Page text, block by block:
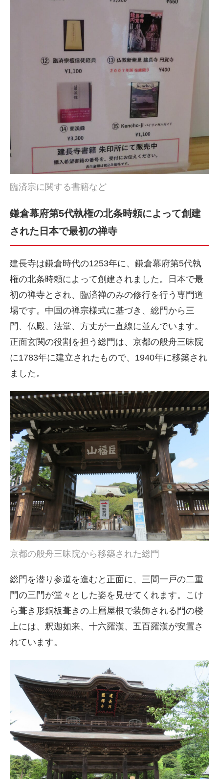
臨済宗に関する書籍など
鎌倉幕府第5代執権の北条時頼によって創建
された日本で最初の禅寺
建長寺は鎌倉時代の1253年に、鎌倉幕府第5代執
権の北条時頼によって創建されました。日本で最
初の禅寺とされ、臨済禅のみの修行を行う専門道
場です。中国の禅宗様式に基づき、総門から三
門、仏殿、法堂、方丈が一直線に並んでいます。
正面玄関の役割を担う総門は、京都の般舟三昧院
に1783年に建立されたもので、1940年に移築され
ました。
京都の般舟三昧院から移築された総門
総門を潜り参道を進むと正面に、三間一戸の二重
門の三門が堂々とした姿を見せてくれます。こけ
ら葺き形銅板葺きの上層屋根で装飾される門の楼
上には、釈迦如来、十六羅漢、五百羅漢が安置さ
れています。